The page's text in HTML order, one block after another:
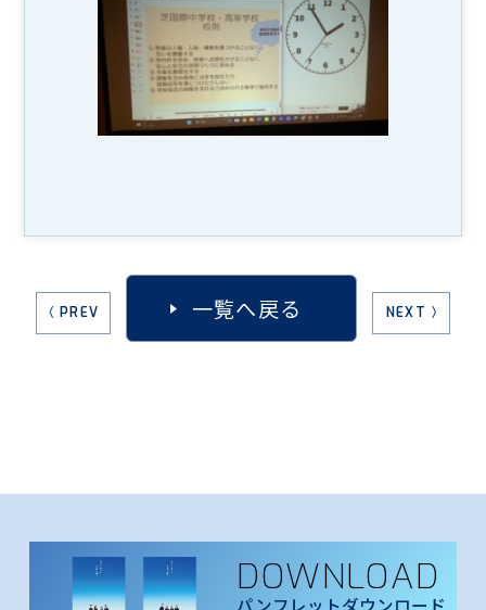
〈 PREV 一覧へ戻る NEXT 〉
DOWNLOAD
パンフレットダウンロード